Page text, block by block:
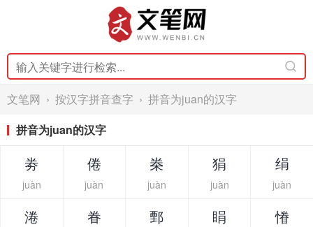
文笔网 › 按汉字拼音查字 › 拼音为juan的汉字
拼音为juan的汉字
劵
juàn
倦
juàn
桊
juàn
狷
juàn
绢
juàn
淃 眷 鄄 睊 慻